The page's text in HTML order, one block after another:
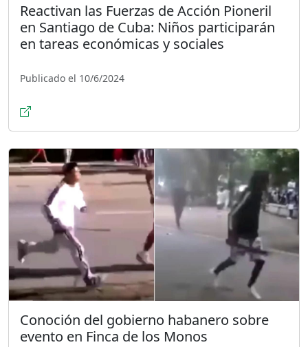
Reactivan las Fuerzas de Acción Pioneril
en Santiago de Cuba: Niños participarán
en tareas económicas y sociales
Publicado el 10/6/2024
Conoción del gobierno habanero sobre
evento en Finca de los Monos